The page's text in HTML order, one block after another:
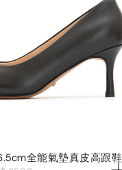
全能氣墊真皮高跟鞋